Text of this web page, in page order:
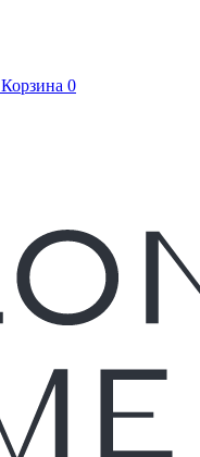
Корзина 0